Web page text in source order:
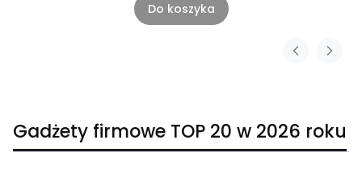
Do koszyka
Gadżety firmowe TOP 20 w 2026 roku